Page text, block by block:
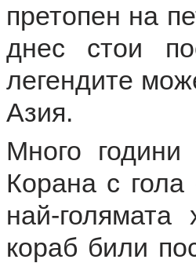
претопен на
днес стои
легендите
Азия.
Много
Корана с
най-
кораб били